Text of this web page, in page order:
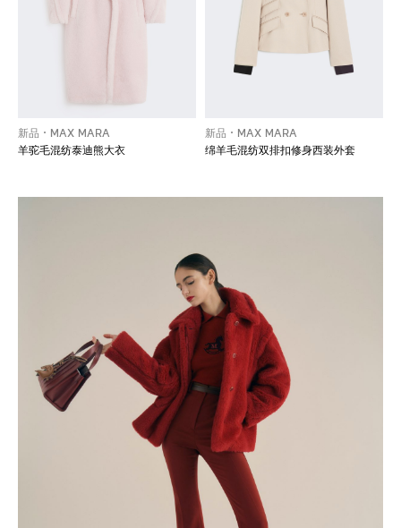
新品
MAX MARA
羊驼毛混纺泰迪熊大衣
新品
MAX MARA
绵羊毛混纺双排扣修身西装外套